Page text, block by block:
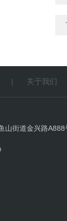
| 关于我们
山街道金兴路A888